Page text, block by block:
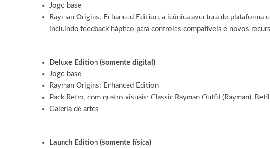
Jogo base
Rayman Origins: Enhanced Edition, a icônica aventura de
incluindo feedback háptico para controles compatíveis e novos
Deluxe Edition (somente digital)
Jogo base
Rayman Origins: Enhanced Edition
Pack Retro, com quatro visuais: Classic Rayman Outfit (Rayman),
Galeria de artes
Launch Edition (somente física)